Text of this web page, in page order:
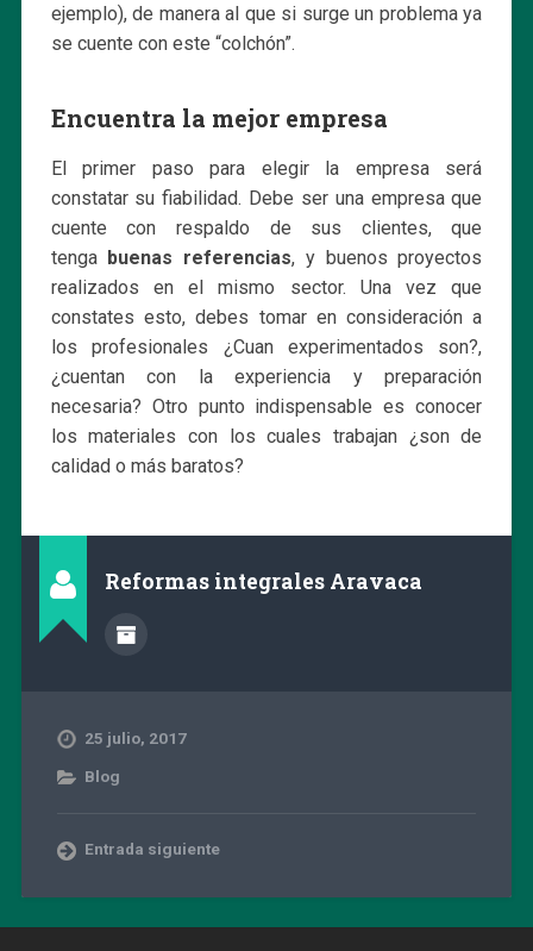
ejemplo), de manera al que si surge un problema ya
se cuente con este “colchón”.
Encuentra la mejor empresa
El primer paso para elegir la empresa será
constatar su fiabilidad. Debe ser una empresa que
cuente con respaldo de sus clientes, que
tenga buenas referencias, y buenos proyectos
realizados en el mismo sector. Una vez que
constates esto, debes tomar en consideración a
los profesionales ¿Cuan experimentados son?,
¿cuentan con la experiencia y preparación
necesaria? Otro punto indispensable es conocer
los materiales con los cuales trabajan ¿son de
calidad o más baratos?
Reformas integrales Aravaca
25 julio, 2017
Blog
Entrada siguiente